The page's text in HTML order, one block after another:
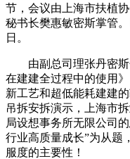
节，会议由上海市扶植
秘书长樊惠敏密斯掌管
日。
由副总司理张丹密斯
在建建全过程中的使用
新工艺和超低能耗建建
吊拆安拆演示，上海市
局设想事务所无限公司
行业高质量成长”为从题
服度的主要性！